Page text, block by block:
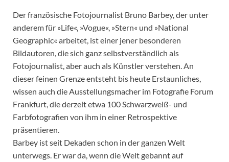
Der französische Fotojournalist Bruno Barbey, der unter
anderem für »Life«, »Vogue«, »Stern« und »National
Geographic« arbeitet, ist einer jener besonderen
Bildautoren, die sich ganz selbstverständlich als
Fotojournalist, aber auch als Künstler verstehen. An
dieser feinen Grenze entsteht bis heute Erstaunliches,
wissen auch die Ausstellungsmacher im Fotografie Forum
Frankfurt, die derzeit etwa 100 Schwarzweiß- und
Farbfotografien von ihm in einer Retrospektive
präsentieren.
Barbey ist seit Dekaden schon in der ganzen Welt
unterwegs. Er war da, wenn die Welt gebannt auf